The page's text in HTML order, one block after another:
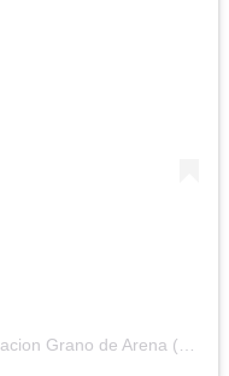
Una publicación compartida de Fundacion Grano de Arena (@granodearenafundacion)